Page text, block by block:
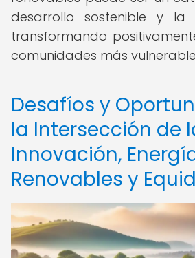
desarrollo sostenible y la
transformando
comunidades más
Desafíos y
la Intersección de
Innovación,
Renovables y